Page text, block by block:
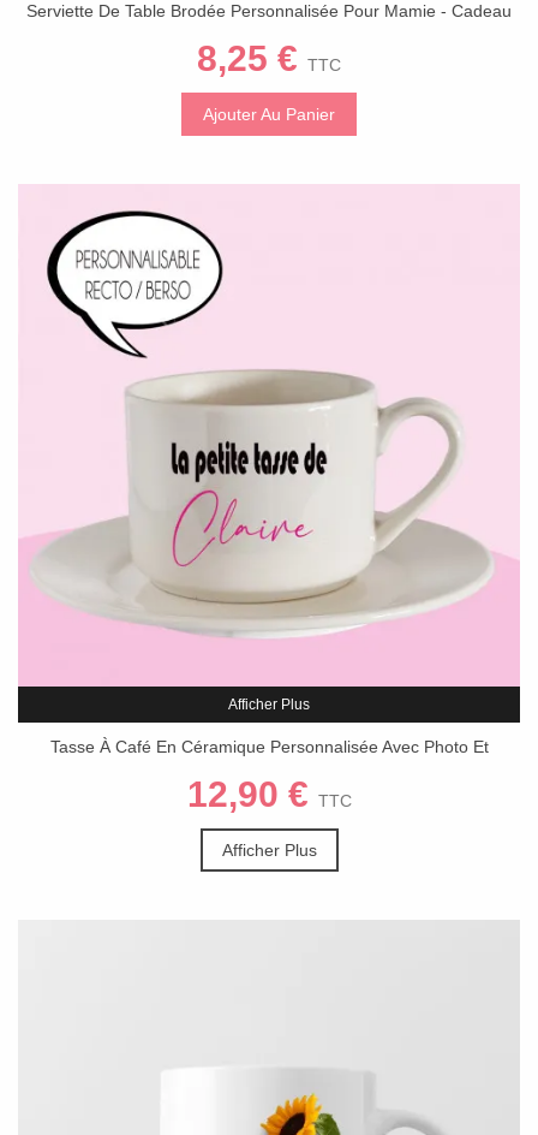
Serviette De Table Brodée Personnalisée Pour Mamie - Cadeau
8,25 € TTC
Ajouter Au Panier
Afficher Plus
Tasse À Café En Céramique Personnalisée Avec Photo Et
12,90 € TTC
Afficher Plus